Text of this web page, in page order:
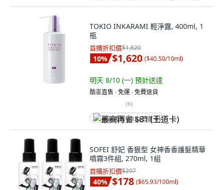
TOKIO INKARAMI 輕淨露, 400ml, 1
瓶
首購折扣價$1,820
10% $1,620 ($40.50/10ml)
明天 8/10 (一) 預計送達
酷澎直售 ∙ 免運 ∙ 免費退貨
(6)
最高再省 $81 (王道卡)
SOFEI 舒妃 香狠型 女神香香護髮精華
噴霧3件組, 270ml, 1組
首購折扣價$297
40% $178 ($65.93/100ml)